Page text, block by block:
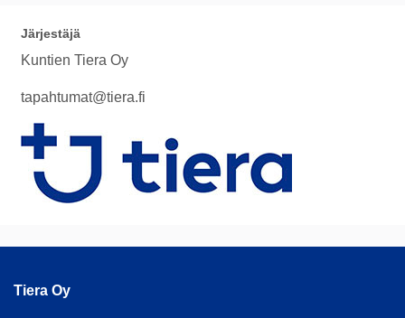
Järjestäjä
Kuntien Tiera Oy
tapahtumat@tiera.fi
Tiera Oy